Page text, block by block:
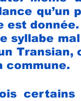
qu’un
donnée.
syllabe
Transian,
commune.
certains